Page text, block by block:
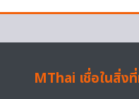
MThai เชื่อในสิ่ง